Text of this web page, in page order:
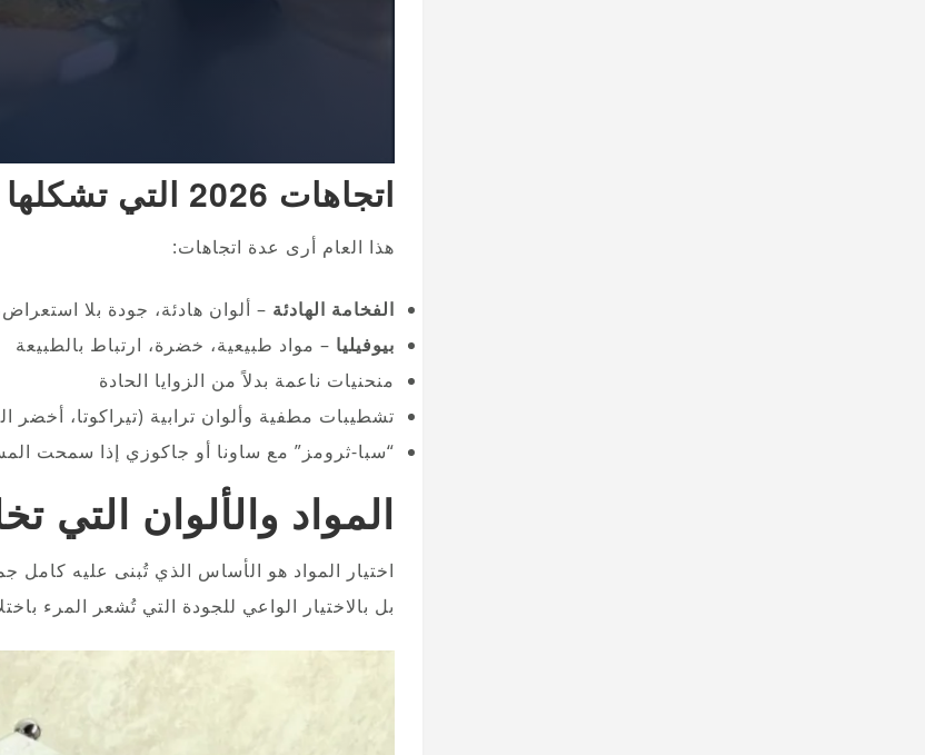
اتجاهات 2026 التي تشكلها
هذا العام أرى عدة اتجاهات:
الفخامة الهادئة – ألوان هادئة، جودة بلا
بيوفيليا – مواد طبيعية، خضرة، ارتباط بالطبيعة
منحنيات ناعمة بدلاً من الزوايا الحادة
تشطيبات مطفية وألوان ترابية (تيراكوتا، أخضر
“سبا-ثرومز” مع ساونا أو جاكوزي إذا سمحت
المواد والألوان التي
اختيار المواد هو الأساس الذي تُبنى عليه كامل
بل بالاختيار الواعي للجودة التي تُشعر المرء